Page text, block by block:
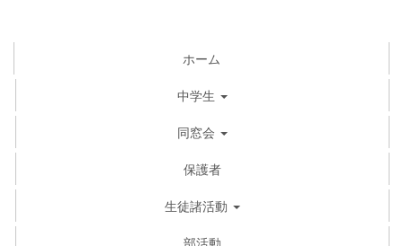
ホーム
中学生
同窓会
保護者
生徒諸活動
部活動